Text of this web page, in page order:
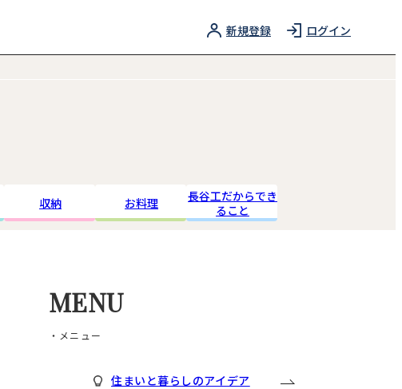
新規登録 ログイン
収納 お料理
長谷工だからでき
ること
MENU
・メニュー
住まいと暮らしのアイデア